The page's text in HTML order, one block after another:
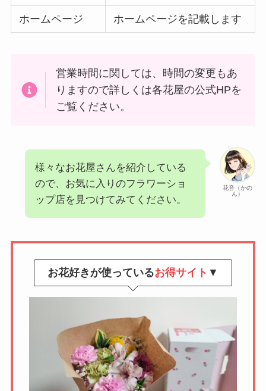
ホームページ ホームページを記載します
営業時間に関しては、時間の変更もあ
りますので詳しくは各花屋の公式HPを
ご覧ください。
花音（かの
ん）
様々なお花屋さんを紹介している
ので、お気に入りのフラワーショ
ップ店を見つけてみてください。
お花好きが使っているお得サイト ▼